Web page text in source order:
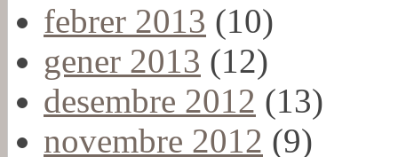
febrer 2013 (10)
gener 2013 (12)
desembre 2012 (13)
novembre 2012 (9)